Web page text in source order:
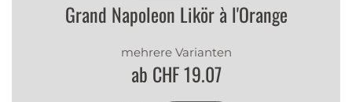
Grand Napoleon Likör à l'Orange
mehrere Varianten
ab CHF 19.07